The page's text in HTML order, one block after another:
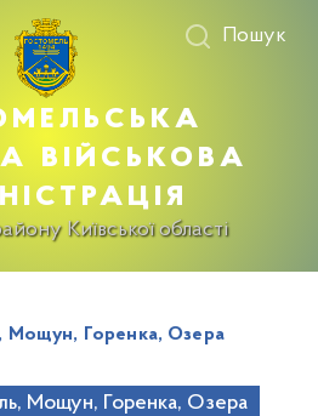
військова
Київської області
Пошук
Мощун, Горенка, Озера
Мощун, Горенка, Озера